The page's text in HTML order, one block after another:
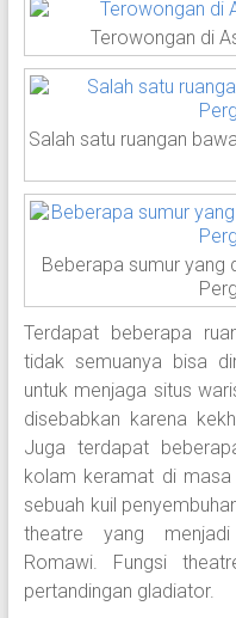
Terowongan di
Salah satu ruangan
Beberapa sumur yang
Terdapat beberapa
tidak semuanya bisa
untuk menjaga situs
disebabkan karena
Juga terdapat
kolam keramat di masa
sebuah kuil
theatre yang
Romawi. Fungsi
pertandingan gladiator.